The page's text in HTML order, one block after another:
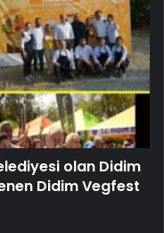
olan Didim
Didim Vegfest